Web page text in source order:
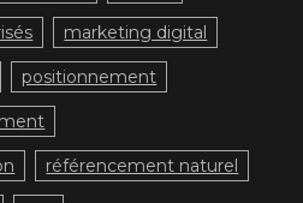
marketing digital
positionnement
référencement naturel